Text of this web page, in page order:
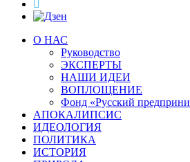
О НАС
Руководство
ЭКСПЕРТЫ
НАШИ ИДЕИ
ВОПЛОЩЕНИЕ
Фонд «Русский
АПОКАЛИПСИС
ИДЕОЛОГИЯ
ПОЛИТИКА
ИСТОРИЯ